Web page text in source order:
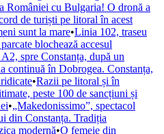
României cu Bulgaria! O dronă a
de turiști pe litoral în acest
sunt la mare•Linia 102, traseu
blochează accesul
spre Constanța, după un
continuă în Dobrogea. Constanța,
•Razii pe litoral și în
peste 100 de sancțiuni și
•„Makedonissimo”, spectacol
din Constanța. Tradiția
modernă•O femeie din